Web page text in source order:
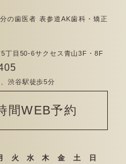
の歯医者 表参道AK歯科・矯正
丁目50-6サクセス青山3F・8F
渋谷駅徒歩5分
間WEB予約
火 水 木 金 土 日